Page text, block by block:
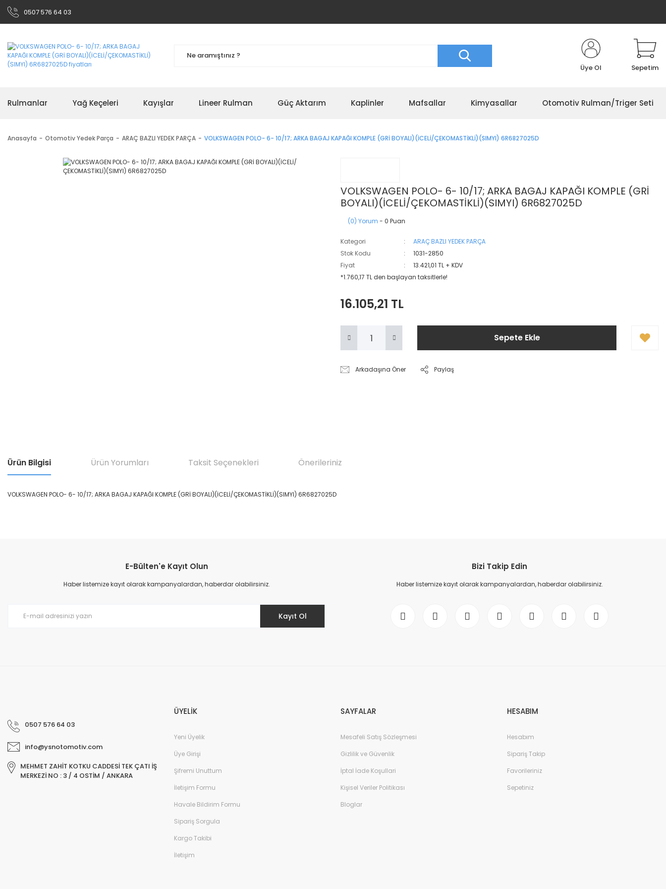
0507 576 64 03
Üye Ol Sepetim
Rulmanlar Yağ Keçeleri Kayışlar Lineer Rulman Güç Aktarım Kaplinler Mafsallar Kimyasallar Otomotiv Rulman/Triger Seti
Anasayfa Otomotiv Yedek Parça ARAÇ BAZLI YEDEK PARÇA VOLKSWAGEN POLO- 6- 10/17; ARKA BAGAJ KAPAĞI KOMPLE (GRİ BOYALI)(İCELİ/ÇEKOMASTİKLİ)(SIMYI) 6R6827025D
VOLKSWAGEN POLO- 6- 10/17; ARKA BAGAJ KAPAĞI KOMPLE (GRİ
BOYALI)(İCELİ/ÇEKOMASTİKLİ)(SIMYI) 6R6827025D
(0) Yorum - 0 Puan
Kategori
ARAÇ BAZLI YEDEK PARÇA
Stok Kodu
1031-2850
Fiyat
13.421,01 TL + KDV
*1.760,17 TL den başlayan taksitlerle!
16.105,21 TL
Sepete Ekle
Arkadaşına Öner Paylaş
Ürün Bilgisi Ürün Yorumları Taksit Seçenekleri Önerileriniz
VOLKSWAGEN POLO- 6- 10/17; ARKA BAGAJ KAPAĞI KOMPLE (GRİ BOYALI)(İCELİ/ÇEKOMASTİKLİ)(SIMYI) 6R6827025D
Ürün resmi kalitesiz, bozuk veya görüntülenemiyor.
Ürün açıklamasında eksik bilgiler bulunuyor.
E-Bülten'e Kayıt Olun
Haber listemize kayıt olarak kampanyalardan, haberdar olabilirsiniz.
Kayıt Ol
Bizi Takip Edin
Haber listemize kayıt olarak kampanyalardan, haberdar olabilirsiniz.
0507 576 64 03
info@ysnotomotiv.com
MEHMET ZAHİT KOTKU CADDESİ TEK ÇATI İŞ
MERKEZİ NO : 3 / 4 OSTİM / ANKARA
ÜYELİK
Yeni Üyelik
Üye Girişi
Şifremi Unuttum
İletişim Formu
Havale Bildirim Formu
Sipariş Sorgula
Kargo Takibi
İletişim
SAYFALAR
Mesafeli Satış Sözleşmesi
Gizlilik ve Güvenlik
İptal İade Koşullari
Kişisel Veriler Politikası
Bloglar
HESABIM
Hesabım
Sipariş Takip
Favorileriniz
Sepetiniz